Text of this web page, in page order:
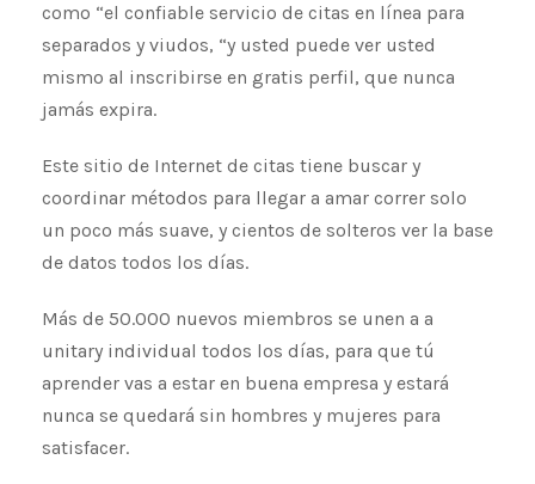
como “el confiable servicio de citas en línea para
separados y viudos, “y usted puede ver usted
mismo al inscribirse en gratis perfil, que nunca
jamás expira.
Este sitio de Internet de citas tiene buscar y
coordinar métodos para llegar a amar correr solo
un poco más suave, y cientos de solteros ver la base
de datos todos los días.
Más de 50.000 nuevos miembros se unen a a
unitary individual todos los días, para que tú
aprender vas a estar en buena empresa y estará
nunca se quedará sin hombres y mujeres para
satisfacer.